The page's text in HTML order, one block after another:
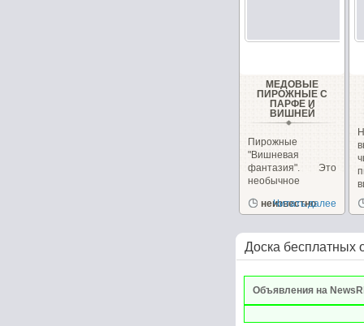
МЕДОВЫЕ
ПИРОЖНЫЕ С
ПАРФЕ И
ВИШНЕЙ
Пирожные
"Вишневая
фантазия". Это
необычное
сочетает в себе,...
неизвестно
Читать далее
Доска бесплатных
Объявления на